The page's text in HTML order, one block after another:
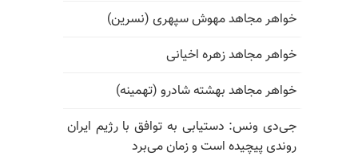
خواهر مجاهد مهوش سپهری (نسرین)
خواهر مجاهد زهره اخیانی
خواهر مجاهد بهشته شادرو (تهمینه)
جی‌دی ونس: دستیابی به توافق با رژیم ایران
روندی پیچیده است و زمان می‌برد